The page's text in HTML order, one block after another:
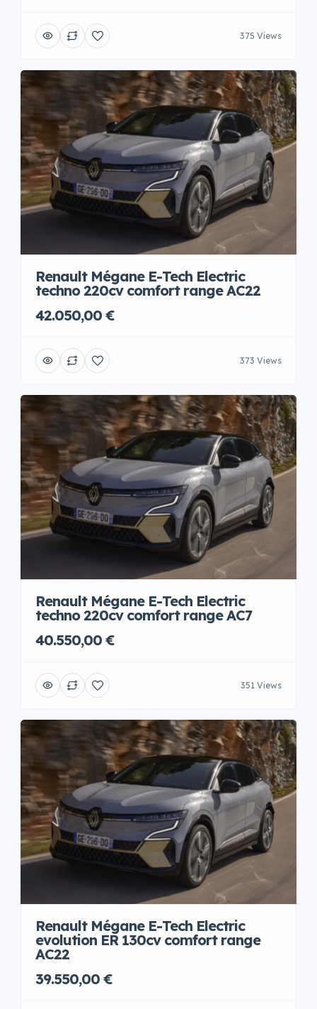
375 Views
Renault Mégane E-Tech Electric
techno 220cv comfort range AC22
42.050,00 €
373 Views
Renault Mégane E-Tech Electric
techno 220cv comfort range AC7
40.550,00 €
351 Views
Renault Mégane E-Tech Electric
evolution ER 130cv comfort range
AC22
39.550,00 €